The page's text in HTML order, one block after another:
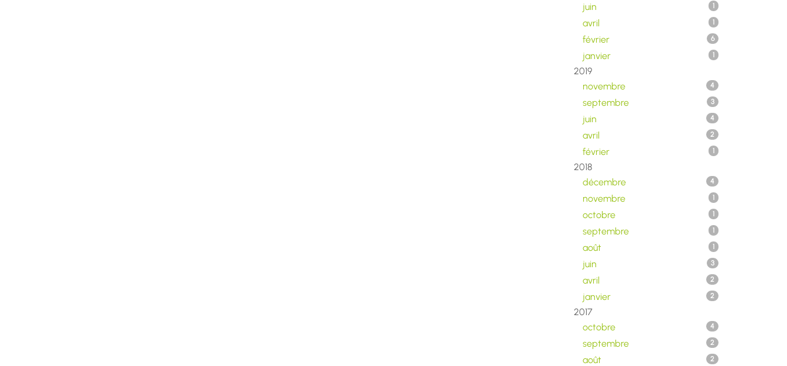
juin 1
avril 1
février 6
janvier 1
2019
novembre
4
septembre 3
juin 4
avril 2
février 1
2018
décembre
4
novembre 1
octobre 1
septembre 1
août 1
juin 3
avril 2
janvier 2
2017
octobre
4
septembre 2
août 2